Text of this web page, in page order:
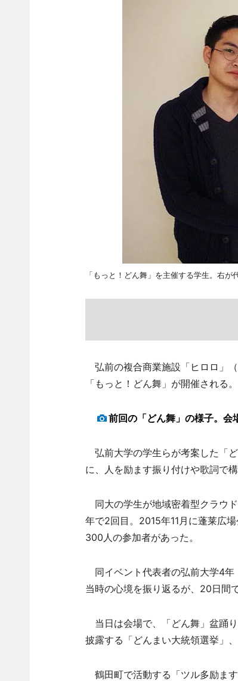
「もっと！どん舞」を主催する学生。右が
弘前の複合商業施設「ヒロロ」
「もっと！どん舞」が開催される。
前回の「どん舞」の様子。会
弘前大学の学生らが考案した「
に、人を励ます振り付けや歌詞で構
同大の学生が地域密着型クラウ
年で2回目。2015年11月に蓬莱広
300人の参加者があった。
同イベント代表者の弘前大学4年
当時の心境を振り返るが、20日間
当日は会場で、「どん舞」盆踊
披露する「どんまい大統領選挙」
鶴田町で活動する「ツル多励ま